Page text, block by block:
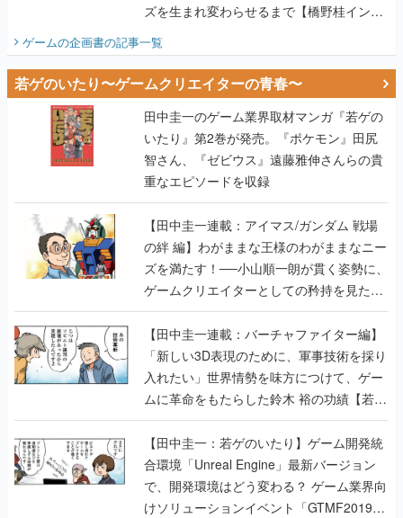
ズを生まれ変わらせるまで【橋野桂インタ
ビュー】
ゲームの企画書の記事一覧
若ゲのいたり〜ゲームクリエイターの青春〜
田中圭一のゲーム業界取材マンガ『若ゲの
いたり』第2巻が発売。『ポケモン』田尻
智さん、『ゼビウス』遠藤雅伸さんらの貴
重なエピソードを収録
【田中圭一連載：アイマス/ガンダム 戦場
の絆 編】わがままな王様のわがままなニー
ズを満たす！──小山順一朗が貫く姿勢に、
ゲームクリエイターとしての矜持を見た
【若ゲのいたり最終回】
【田中圭一連載：バーチャファイター編】
「新しい3D表現のために、軍事技術を採り
入れたい」世界情勢を味方につけて、ゲー
ムに革命をもたらした鈴木 裕の功績【若ゲ
のいたり】
【田中圭一：若ゲのいたり】ゲーム開発統
合環境「Unreal Engine」最新バージョン
で、開発環境はどう変わる？ ゲーム業界向
けソリューションイベント「GTMF2019」